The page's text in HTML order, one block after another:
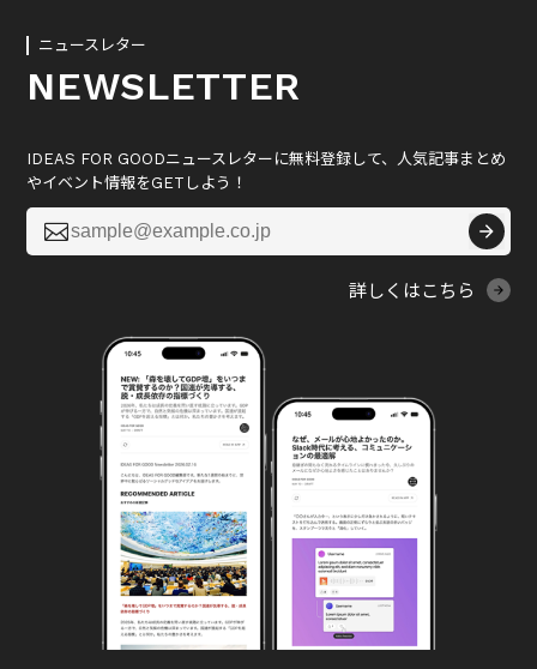
ニュースレター
NEWSLETTER
IDEAS FOR GOODニュースレターに無料登録して、人気記事まとめ
やイベント情報をGETしよう！

詳しくはこちら